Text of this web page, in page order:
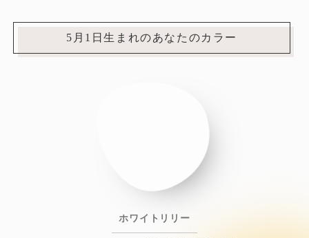
5月1日生まれのあなたのカラー
ホワイトリリー